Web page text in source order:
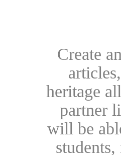
Create
heritage
partner
will be